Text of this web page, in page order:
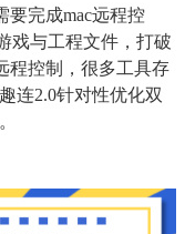
要完成mac远程控
戏与工程文件，打破
程控制，很多工具存
连2.0针对性优化双